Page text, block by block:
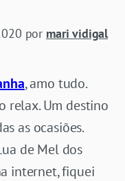
por mari vidigal
, amo tudo.
relax. Um destino
as ocasiões.
de Mel dos
internet, fiquei